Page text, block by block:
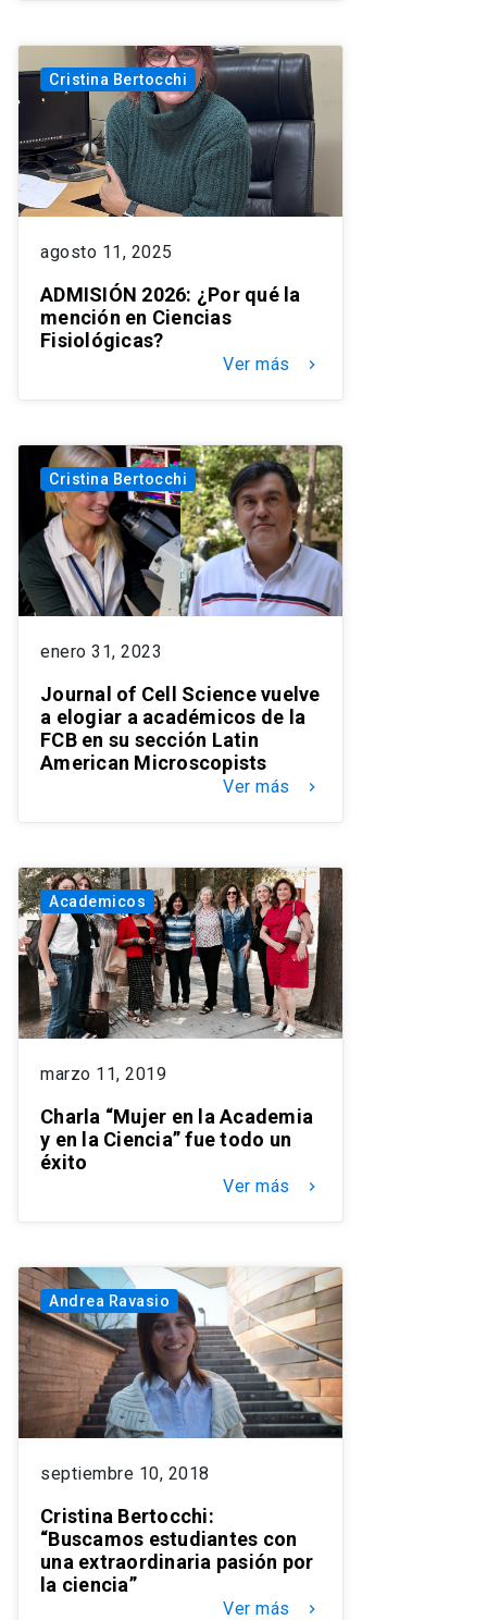
Cristina Bertocchi
agosto 11, 2025
ADMISIÓN 2026: ¿Por qué la
mención en Ciencias
Fisiológicas?
Ver más keyboard_arrow_right
Cristina Bertocchi
enero 31, 2023
Journal of Cell Science vuelve
a elogiar a académicos de la
FCB en su sección Latin
American Microscopists
Ver más keyboard_arrow_right
Academicos
marzo 11, 2019
Charla “Mujer en la Academia
y en la Ciencia” fue todo un
éxito
Ver más keyboard_arrow_right
Andrea Ravasio
septiembre 10, 2018
Cristina Bertocchi:
“Buscamos estudiantes con
una extraordinaria pasión por
la ciencia”
Ver más keyboard_arrow_right